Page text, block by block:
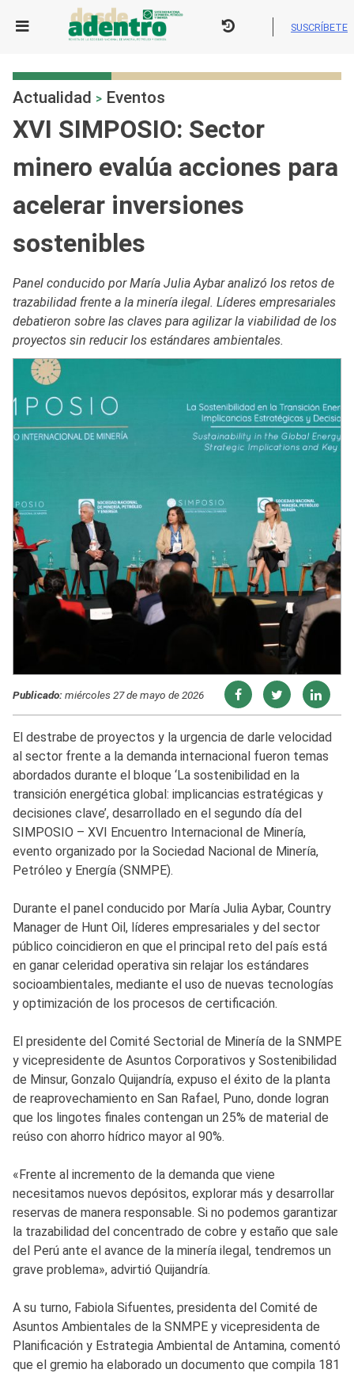
SUSCRÍBETE
Actualidad > Eventos
XVI SIMPOSIO: Sector
minero evalúa acciones para
acelerar inversiones
sostenibles
Panel conducido por María Julia Aybar analizó los retos de
trazabilidad frente a la minería ilegal. Líderes empresariales
debatieron sobre las claves para agilizar la viabilidad de los
proyectos sin reducir los estándares ambientales.
Publicado:miércoles 27 de mayo de 2026
El destrabe de proyectos y la urgencia de darle velocidad
al sector frente a la demanda internacional fueron temas
abordados durante el bloque ‘La sostenibilidad en la
transición energética global: implicancias estratégicas y
decisiones clave’, desarrollado en el segundo día del
SIMPOSIO – XVI Encuentro Internacional de Minería,
evento organizado por la Sociedad Nacional de Minería,
Petróleo y Energía (SNMPE).
Durante el panel conducido por María Julia Aybar, Country
Manager de Hunt Oil, líderes empresariales y del sector
público coincidieron en que el principal reto del país está
en ganar celeridad operativa sin relajar los estándares
socioambientales, mediante el uso de nuevas tecnologías
y optimización de los procesos de certificación.
El presidente del Comité Sectorial de Minería de la SNMPE
y vicepresidente de Asuntos Corporativos y Sostenibilidad
de Minsur, Gonzalo Quijandría, expuso el éxito de la planta
de reaprovechamiento en San Rafael, Puno, donde logran
que los lingotes finales contengan un 25% de material de
reúso con ahorro hídrico mayor al 90%.
«Frente al incremento de la demanda que viene
necesitamos nuevos depósitos, explorar más y desarrollar
reservas de manera responsable. Si no podemos garantizar
la trazabilidad del concentrado de cobre y estaño que sale
del Perú ante el avance de la minería ilegal, tendremos un
grave problema», advirtió Quijandría.
A su turno, Fabiola Sifuentes, presidenta del Comité de
Asuntos Ambientales de la SNMPE y vicepresidenta de
Planificación y Estrategia Ambiental de Antamina, comentó
que el gremio ha elaborado un documento que compila 181